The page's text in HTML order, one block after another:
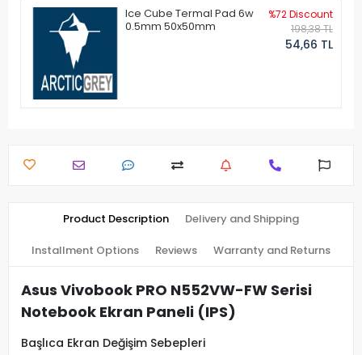
Ice Cube Termal Pad 6w
0.5mm 50x50mm
%72 Discount
198,38 TL
54,66 TL
Product Description Delivery and Shipping
Installment Options Reviews Warranty and Returns
Asus Vivobook PRO N552VW-FW Serisi
Notebook Ekran Paneli (IPS)
Başlıca Ekran Değişim Sebepleri